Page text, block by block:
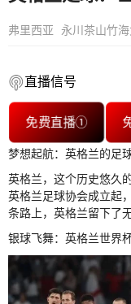
弗里西亚 永川茶山竹
直播信号
免费直播①
梦想起航：英格兰的足
英格兰，这个历史悠久
英格兰足球协会成立起
条路上，英格兰留下了
银球飞舞：英格兰世界